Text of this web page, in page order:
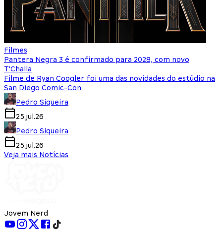
Filmes
Pantera Negra 3 é confirmado para 2028, com novo
T'Challa
Filme de Ryan Coogler foi uma das novidades do estúdio na
San Diego Comic-Con
Pedro Siqueira
25.jul.26
Pedro Siqueira
25.jul.26
Veja mais Notícias
Jovem Nerd